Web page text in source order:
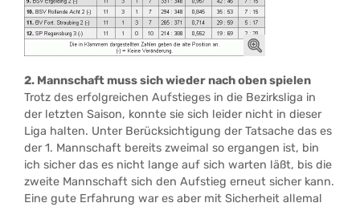
2. Mannschaft muss sich wieder nach oben spielen
Trotz des erfolgreichen Aufstieges in die Bezirksliga in
der letzten Saison, konnte sie sich leider nicht in dieser
Liga halten. Unter Berücksichtigung der Tatsache das es
der 1. Mannschaft bereits zweimal so ergangen ist, bin
ich sicher das es nicht lange auf sich warten läßt, bis die
zweite Mannschaft sich den Aufstieg erneut sicher kann.
Eine gute Erfahrung war es aber mit Sicherheit allemal